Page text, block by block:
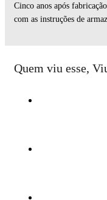
Cinco anos após
com as instruções de
Quem viu esse,